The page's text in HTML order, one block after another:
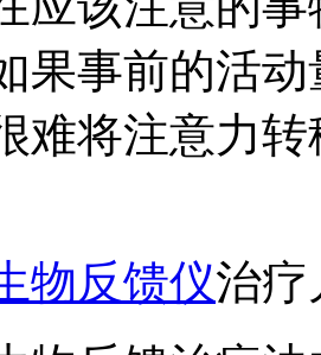
果事前的活
难将注意力
物反馈仪治疗